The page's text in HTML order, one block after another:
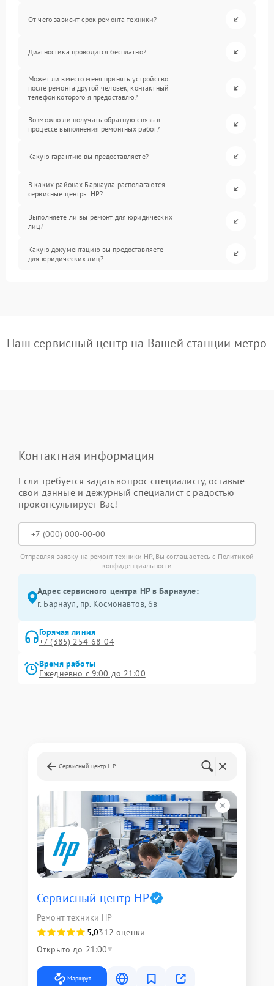
От чего зависит срок ремонта техники?
Диагностика проводится бесплатно?
Может ли вместо меня принять устройство
после ремонта другой человек, контактный
телефон которого я предоставлю?
Возможно ли получать обратную связь в
процессе выполнения ремонтных работ?
Какую гарантию вы предоставляете?
В каких районах Барнаула располагаются
сервисные центры HP?
Выполняете ли вы ремонт для юридических
лиц?
Какую документацию вы предоставляете
для юридических лиц?
Наш сервисный центр на Вашей станции метро
Контактная информация
Если требуется задать вопрос специалисту, оставьте
свои данные и дежурный специалист с радостью
проконсультирует Вас!
Отправляя заявку на ремонт техники HP, Вы соглашаетесь с Политикой
конфиденциальности
Адрес сервисного центра HP в Барнауле:
г. Барнаул, ​пр. Космонавтов, 6в
Горячая линия
+7 (385) 254-68-04
Время работы
Ежедневно с 9:00 до 21:00
Сервисный центр HP
Сервисный центр HP
Ремонт техники HP
5,0312 оценки
Открыто до 21:00
Маршрут